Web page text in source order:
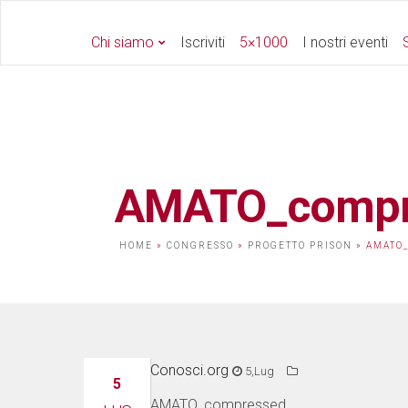
Chi siamo Iscriviti 5×1000 I nostri eventi
HOME »CONGRESSO » PROGETTO PRISON »
5
Conosci.org 5,Lug